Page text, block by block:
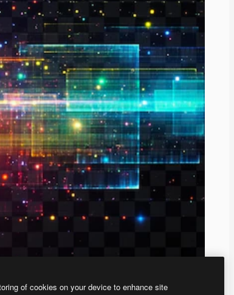
of cookies on your device to enhance site